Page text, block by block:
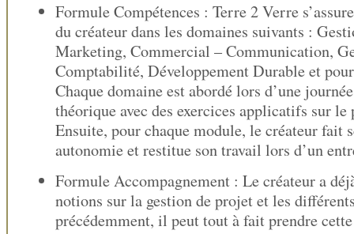
Formule Compétences : Terre 2 Verre
du créateur dans les domaines suivants :
Marketing, Commercial – Communication,
Comptabilité, Développement Durable et
Chaque domaine est abordé lors d’une
théorique avec des exercices applicatifs sur
Ensuite, pour chaque module, le créateur fait
autonomie et restitue son travail lors d’un
Formule Accompagnement : Le créateur a
notions sur la gestion de projet et les
précédemment, il peut tout à fait prendre